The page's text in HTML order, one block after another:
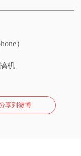
）
机
享到微博